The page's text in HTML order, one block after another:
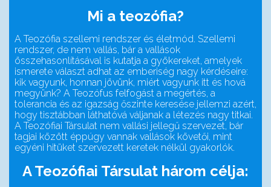
Mi a teozófia?
A Teozófia szellemi rendszer és életmód. Szellemi
rendszer, de nem vallás, bár a vallások
összehasonlításával is kutatja a gyökereket, amelyek
ismerete választ adhat az emberiség nagy kérdéseire:
kik vagyunk, honnan jövünk, miért vagyunk itt és hová
megyünk? A Teozófus felfogást a megértés, a
tolerancia és az igazság őszinte keresése jellemzi azért,
hogy tisztábban láthatóvá váljanak a létezés nagy titkai.
A Teozófiai Társulat nem vallási jellegű szervezet, bár
tagjai között éppúgy vannak vallások követői, mint
egyéni hitüket szervezett keretek nélkül gyakorlók.
A Teozófiai Társulat három célja: